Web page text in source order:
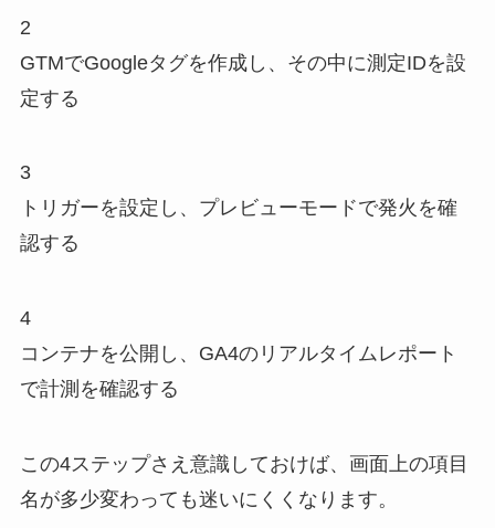
2
GTMでGoogleタグを作成し、その中に測定IDを設
定する
3
トリガーを設定し、プレビューモードで発火を確
認する
4
コンテナを公開し、GA4のリアルタイムレポート
で計測を確認する
この4ステップさえ意識しておけば、画面上の項目
名が多少変わっても迷いにくくなります。